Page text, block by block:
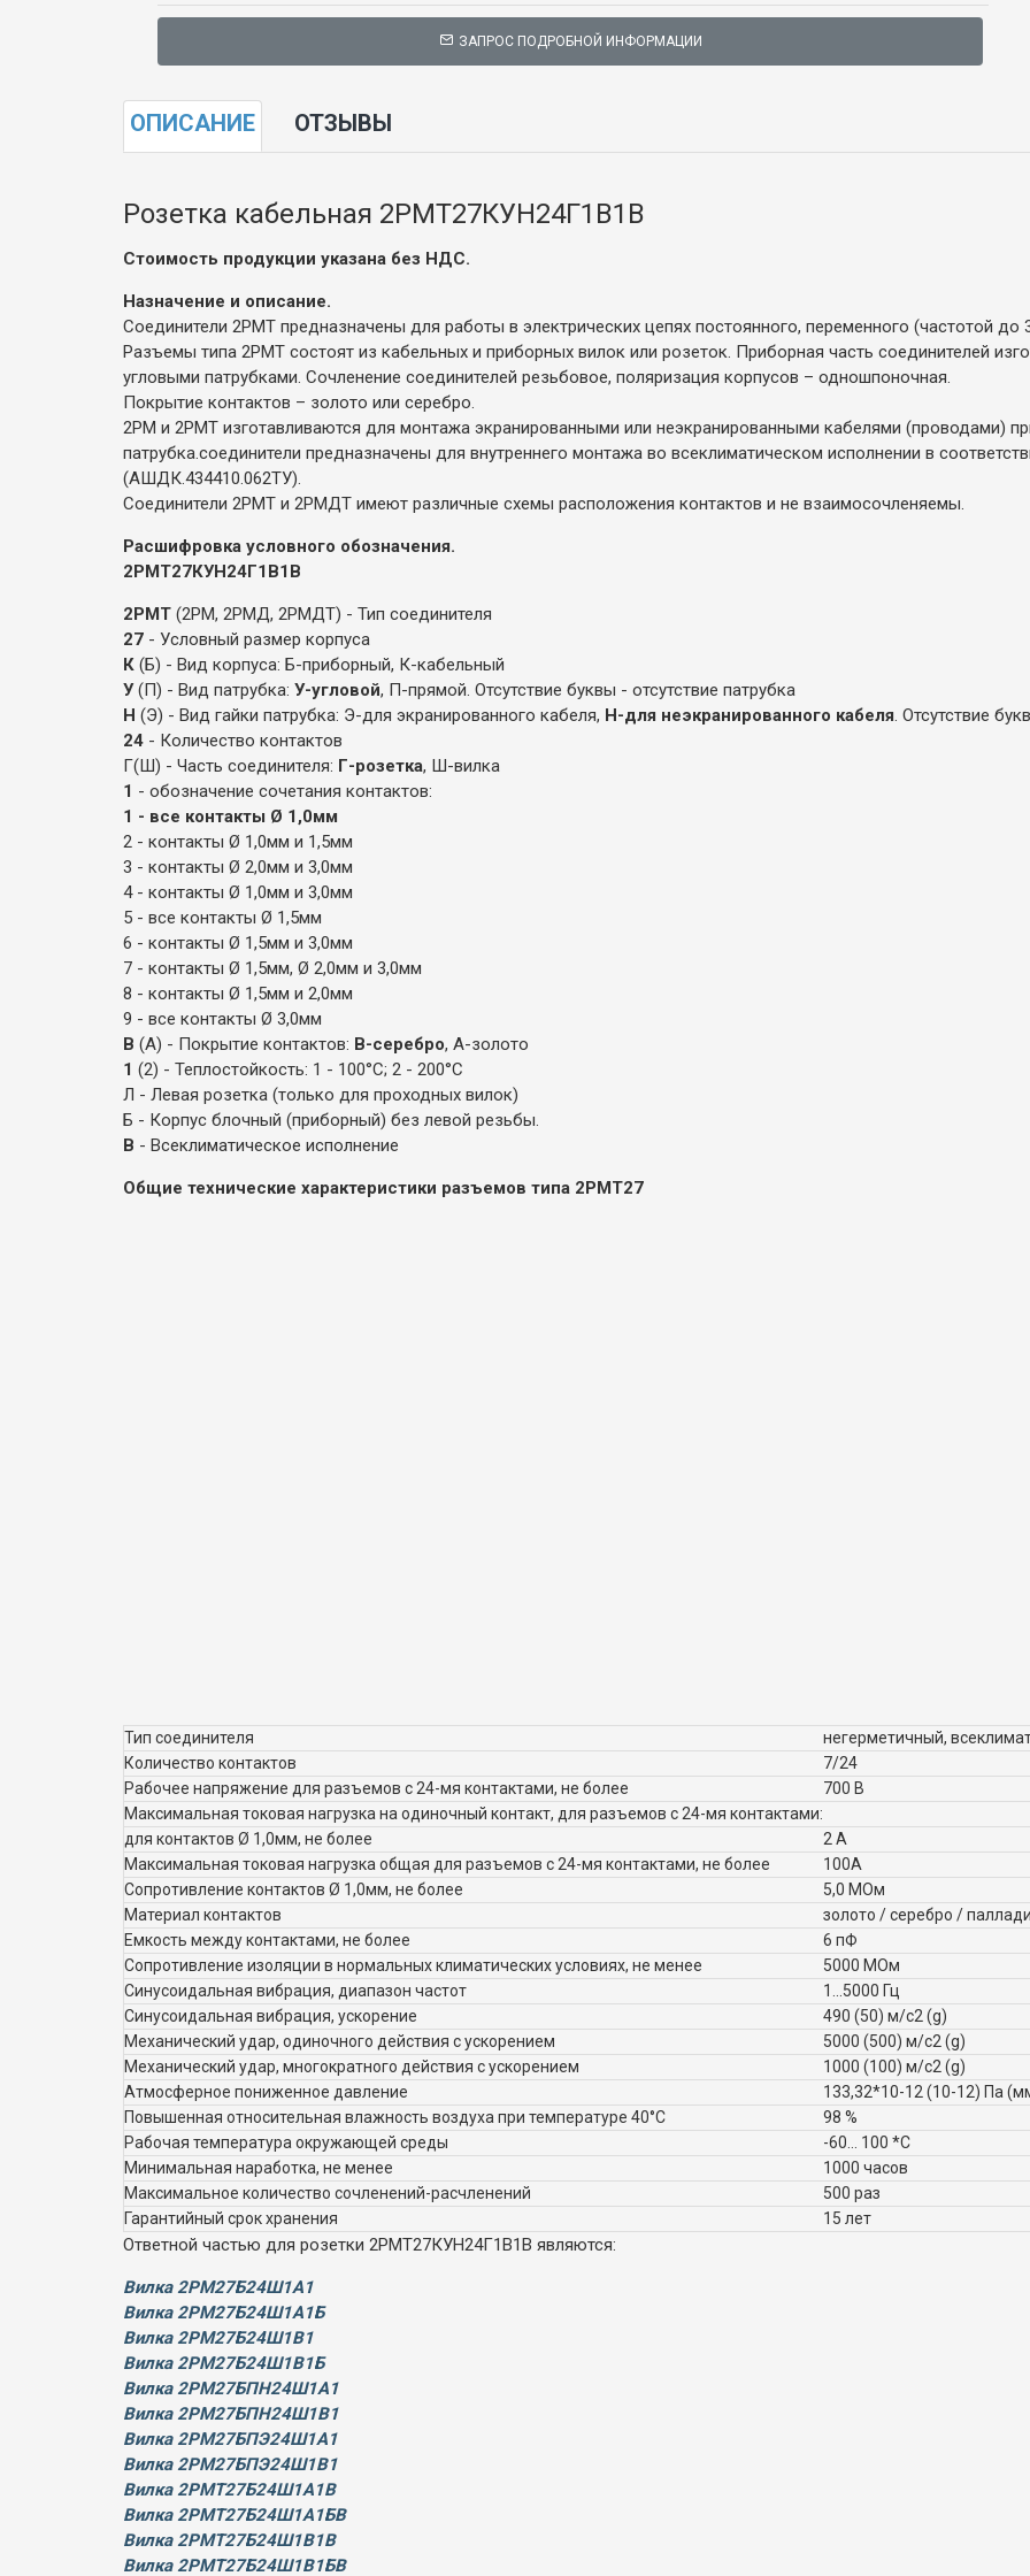
ЗАПРОС ПОДРОБНОЙ ИНФОРМАЦИИ
ОПИСАНИЕ ОТЗЫВЫ
Розетка кабельная 2РМТ27КУН24Г1В1В
Стоимость продукции указана без НДС.
Назначение и описание.
Соединители 2РМТ предназначены для работы в электрических цепях постоянного, переменного (частотой до
Разъемы типа 2РМТ состоят из кабельных и приборных вилок или розеток. Приборная часть соединителей
угловыми патрубками. Сочленение соединителей резьбовое, поляризация корпусов – одношпоночная.
Покрытие контактов – золото или серебро.
2РМ и 2РМТ изготавливаются для монтажа экранированными или неэкранированными кабелями (проводами)
патрубка.соединители предназначены для внутреннего монтажа во всеклиматическом исполнении в
(АШДК.434410.062ТУ).
Соединители 2РМТ и 2РМДТ имеют различные схемы расположения контактов и не взаимосочленяемы.
Расшифровка условного обозначения.
2РМТ27КУН24Г1В1В
2РМТ (2РМ, 2РМД, 2РМДТ) - Тип соединителя
27 - Условный размер корпуса
К (Б) - Вид корпуса: Б-приборный, К-кабельный
У(П) - Вид патрубка: У-угловой, П-прямой. Отсутствие буквы - отсутствие патрубка
Н (Э) - Вид гайки патрубка: Э-для экранированного кабеля, Н-для неэкранированного кабеля. Отсутствие
24 - Количество контактов
Г(Ш) - Часть соединителя: Г-розетка, Ш-вилка
1 - обозначение сочетания контактов:
1 - все контакты Ø 1,0мм
2 - контакты Ø 1,0мм и 1,5мм
3 - контакты Ø 2,0мм и 3,0мм
4 - контакты Ø 1,0мм и 3,0мм
5 - все контакты Ø 1,5мм
6 - контакты Ø 1,5мм и 3,0мм
7 - контакты Ø 1,5мм, Ø 2,0мм и 3,0мм
8 - контакты Ø 1,5мм и 2,0мм
9 - все контакты Ø 3,0мм
В (А) - Покрытие контактов: В-серебро, А-золото
1 (2) - Теплостойкость: 1 - 100°С; 2 - 200°С
Л - Левая розетка (только для проходных вилок)
Б - Корпус блочный (приборный) без левой резьбы.
В - Всеклиматическое исполнение
Общие технические характеристики разъемов типа 2РМТ27
Тип соединителя
негерметичный,
Количество контактов
7/24
Рабочее напряжение для разъемов с 24-мя контактами, не более
700 В
Максимальная токовая нагрузка на одиночный контакт, для разъемов с 24-мя контактами:
для контактов Ø 1,0мм, не более
2 А
Максимальная токовая нагрузка общая для разъемов с 24-мя контактами, не более
100А
Сопротивление контактов Ø 1,0мм, не более
5,0 МОм
Материал контактов
золото / серебро /
Емкость между контактами, не более
6 пФ
Сопротивление изоляции в нормальных климатических условиях, не менее
5000 МОм
Синусоидальная вибрация, диапазон частот
1...5000 Гц
Синусоидальная вибрация, ускорение
490 (50) м/с2 (g)
Механический удар, одиночного действия с ускорением
5000 (500) м/с2 (g)
Механический удар, многократного действия с ускорением
1000 (100) м/с2 (g)
Атмосферное пониженное давление
133,32*10-12 (10-12) Па
Повышенная относительная влажность воздуха при температуре 40°C
98 %
Рабочая температура окружающей среды
-60... 100 *C
Минимальная наработка, не менее
1000 часов
Максимальное количество сочленений-расчленений
500 раз
Гарантийный срок хранения
15 лет
Ответной частью для розетки 2РМТ27КУН24Г1В1В являются:
Вилка 2РМ27Б24Ш1А1
Вилка 2РМ27Б24Ш1А1Б
Вилка 2РМ27Б24Ш1В1
Вилка 2РМ27Б24Ш1В1Б
Вилка 2РМ27БПН24Ш1А1
Вилка 2РМ27БПН24Ш1В1
Вилка 2РМ27БПЭ24Ш1А1
Вилка 2РМ27БПЭ24Ш1В1
Вилка 2РМТ27Б24Ш1А1В
Вилка 2РМТ27Б24Ш1А1БВ
Вилка 2РМТ27Б24Ш1В1В
Вилка 2РМТ27Б24Ш1В1БВ